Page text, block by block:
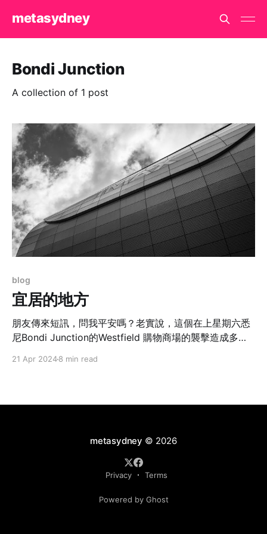
metasydney
Bondi Junction
A collection of 1 post
blog
宜居的地方
朋友傳來短訊，問我平安嗎？老實說，這個在上星期六悉
尼Bondi Junction的Westfield 購物商場的襲擊造成多人
21 Apr 20248 min read
metasydney © 2026
Privacy Terms
Powered by Ghost